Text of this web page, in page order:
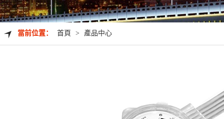
當前位置： 首頁 > 產品中心